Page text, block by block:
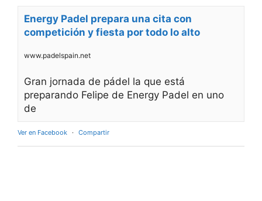
Energy Padel prepara una cita con
competición y fiesta por todo lo alto
www.padelspain.net
Gran jornada de pádel la que está
preparando Felipe de Energy Padel en uno
de
Ver en Facebook · Compartir